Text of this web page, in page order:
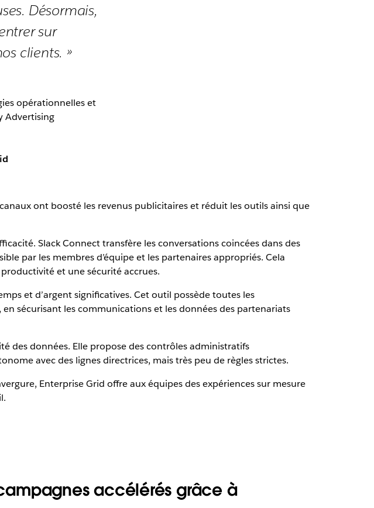
Désormais,
sur
clients. »
opérationnelles et
Advertising
ont boosté les revenus publicitaires et réduit les outils ainsi que
Slack Connect transfère les conversations coincées dans des
par les membres d’équipe et les partenaires appropriés. Cela
et une sécurité accrues.
et d’argent significatives. Cet outil possède toutes les
en sécurisant les communications et les données des partenariats
des données. Elle propose des contrôles administratifs
avec des lignes directrices, mais très peu de règles strictes.
Enterprise Grid offre aux équipes des expériences sur mesure
accélérés grâce à